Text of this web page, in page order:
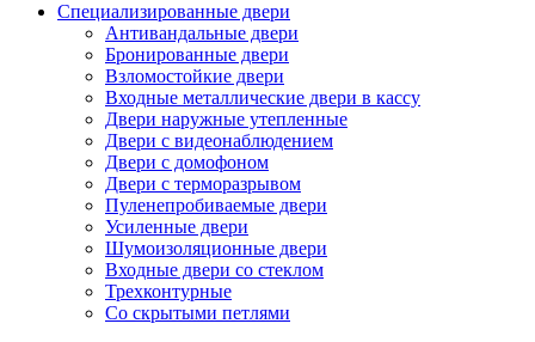
Специализированные двери
Антивандальные двери
Бронированные двери
Взломостойкие двери
Входные металлические двери в кассу
Двери наружные утепленные
Двери с видеонаблюдением
Двери с домофоном
Двери с терморазрывом
Пуленепробиваемые двери
Усиленные двери
Шумоизоляционные двери
Входные двери со стеклом
Трехконтурные
Со скрытыми петлями